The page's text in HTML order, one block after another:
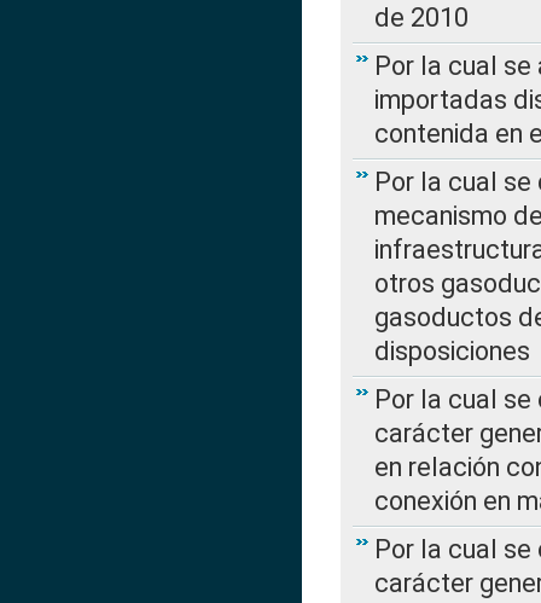
de 2010
Por la cual
importadas
contenida en
Por la cual se
mecanismo
otros
gasoductos
disposiciones
Por la cual
carácter
en relación
conexión en
Por la cual
carácter